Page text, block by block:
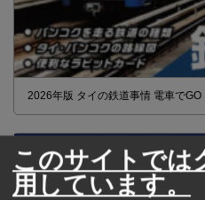
2026年版 タイの鉄道事情 電車でGO
このサイトでは
用しています。